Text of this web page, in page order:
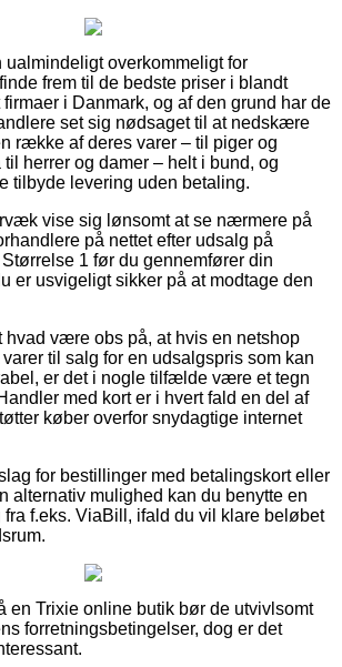
ualmindeligt overkommeligt for
frem til de bedste priser i blandt
i Danmark, og af den grund har de
set sig nødsaget til at nedskære
række af deres varer – til piger og
herrer og damer – helt i bund, og
tilbyde levering uden betaling.
vise sig lønsomt at se nærmere på
på nettet efter udsalg på
1 før du gennemfører din
er usvigeligt sikker på at modtage den
hvad være obs på, at hvis en netshop
til salg for en udsalgspris som kan
er det i nogle tilfælde være et tegn
med kort er i hvert fald en del af
køber overfor snydagtige internet
for bestillinger med betalingskort eller
alternativ mulighed kan du benytte en
f.eks. ViaBill, ifald du vil klare beløbet
en Trixie online butik bør de utvivlsomt
forretningsbetingelser, dog er det